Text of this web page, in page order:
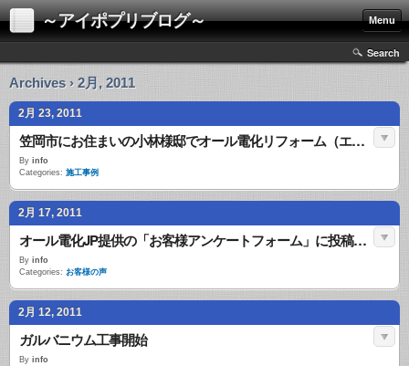
～アイポプリブログ～ Menu
Search
Archives › 2月, 2011
2月 23, 2011
笠岡市にお住まいの小林様邸でオール電化リフォーム（エコキュート・IHクッキングヒーター）をさせていただきました。
By info
Categories: 施工事例
2月 17, 2011
オール電化JP提供の「お客様アンケートフォーム」に投稿されたお客様の声（2/14新着分）
By info
Categories: お客様の声
2月 12, 2011
ガルバニウム工事開始
By info